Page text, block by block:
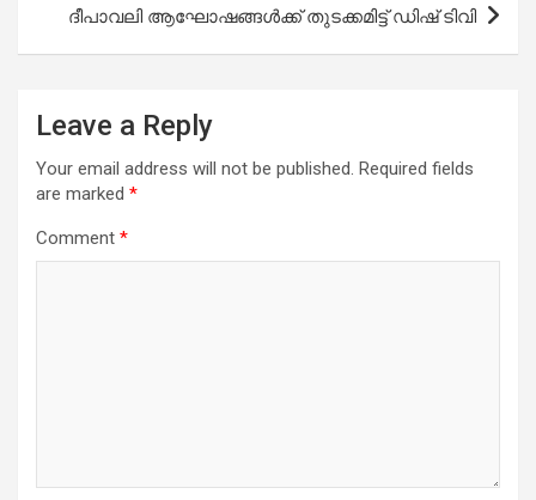
ദീപാവലി ആഘോഷങ്ങൾക്ക് തുടക്കമിട്ട് ഡിഷ് ടിവി
Leave a Reply
Your email address will not be published. Required fields
are marked *
Comment *